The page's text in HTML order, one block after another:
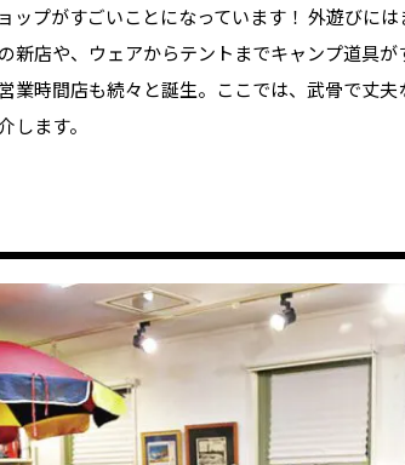
ップがすごいことになっています！ 外遊びに
新店や、ウェアからテントまでキャンプ道具
業時間店も続々と誕生。ここでは、武骨で丈
します。